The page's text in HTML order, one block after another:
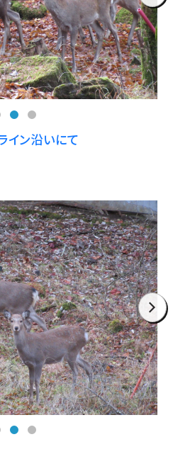
next
イン沿いにて
next